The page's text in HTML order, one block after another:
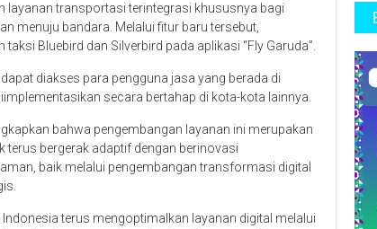
layanan transportasi terintegrasi khususnya bagi
menuju bandara. Melalui fitur baru tersebut,
Bluebird dan Silverbird pada aplikasi “Fly Garuda”.
diakses para pengguna jasa yang berada di
secara bertahap di kota-kota lainnya.
bahwa pengembangan layanan ini merupakan
terus bergerak adaptif dengan berinovasi
baik melalui pengembangan transformasi digital
terus mengoptimalkan layanan digital melalui